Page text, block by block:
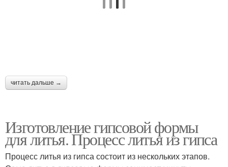
читать дальше →
Изготовление гипсовой формы
для литья. Процесс литья из гипса
Процесс литья из гипса состоит из нескольких этапов.